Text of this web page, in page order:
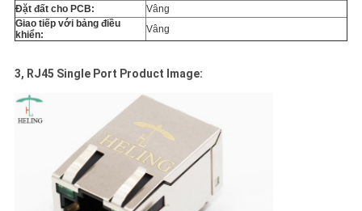
Đặt đất cho PCB:
Vâng
Giao tiếp với bảng điều
khiển:
Vâng
3, RJ45 Single Port Product Image: